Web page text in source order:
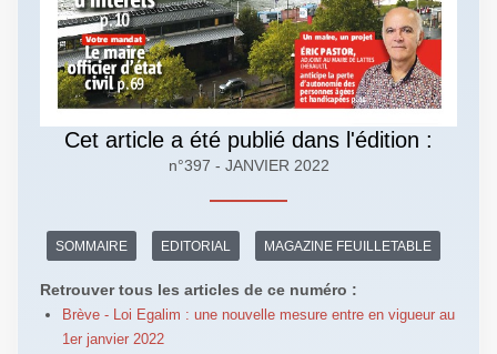
Cet article a été publié dans l'édition :
n°397 - JANVIER 2022
SOMMAIRE EDITORIAL MAGAZINE FEUILLETABLE
Retrouver tous les articles de ce numéro :
Brève - Loi Egalim : une nouvelle mesure entre en vigueur au
1er janvier 2022